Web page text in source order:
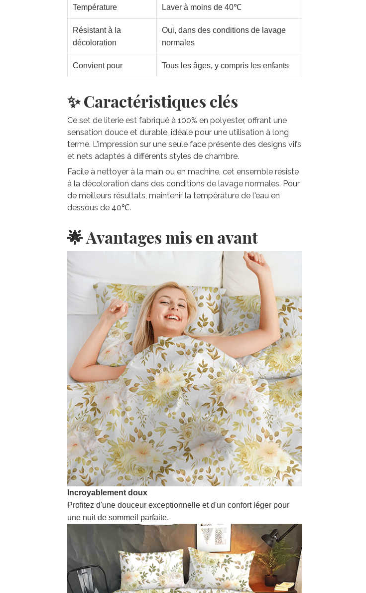
Température Laver à moins de 40℃
Résistant à la
décoloration
Oui, dans des conditions de lavage
normales
Convient pour Tous les âges, y compris les enfants
✨ Caractéristiques clés
Ce set de literie est fabriqué à 100% en polyester, offrant une
sensation douce et durable, idéale pour une utilisation à long
terme. L'impression sur une seule face présente des designs vifs
et nets adaptés à différents styles de chambre.
Facile à nettoyer à la main ou en machine, cet ensemble résiste
à la décoloration dans des conditions de lavage normales. Pour
de meilleurs résultats, maintenir la température de l'eau en
dessous de 40℃.
🌟 Avantages mis en avant
Incroyablement doux
Profitez d'une douceur exceptionnelle et d'un confort léger pour
une nuit de sommeil parfaite.